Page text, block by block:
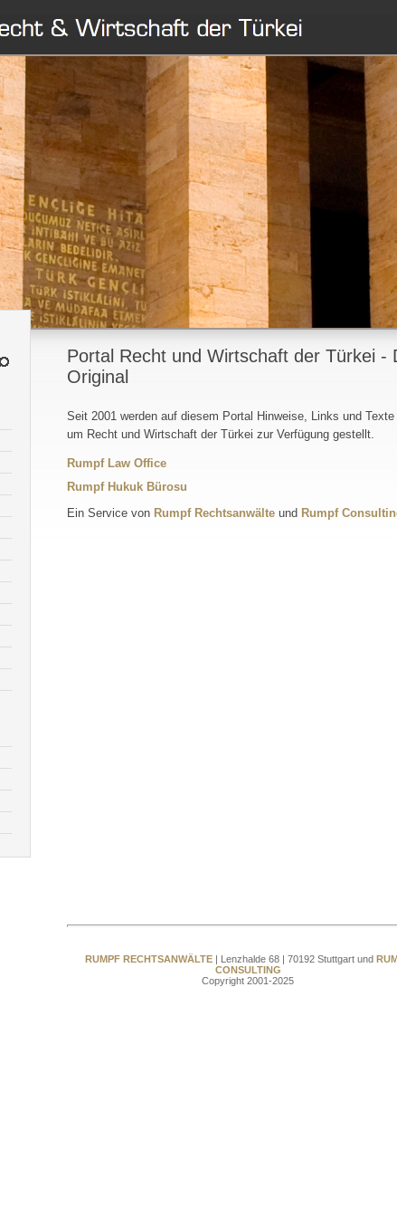
Portal Recht und Wirtschaft der Türkei -
Original
Seit 2001 werden auf diesem Portal Hinweise, Links und Texte
um Recht und Wirtschaft der Türkei zur Verfügung gestellt.
Rumpf Law Office
Rumpf Hukuk Bürosu
Ein Service von Rumpf Rechtsanwälte und Rumpf
RUMPF RECHTSANWÄLTE | Lenzhalde 68 | 70192 Stuttgart und
CONSULTING
Copyright 2001-2025